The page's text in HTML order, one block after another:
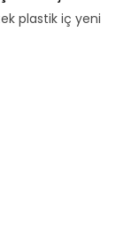
plastik iç yeni